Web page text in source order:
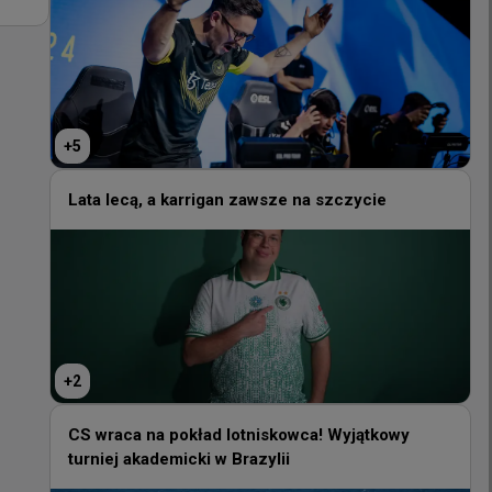
+
Lata lecą, a karrigan zawsze na szczycie
CS wraca na pokład lotniskowca! Wyjątkowy
turniej akademicki w Brazylii
+5
Lata lecą, a karrigan zawsze na szczycie
+2
CS wraca na pokład lotniskowca! Wyjątkowy
turniej akademicki w Brazylii